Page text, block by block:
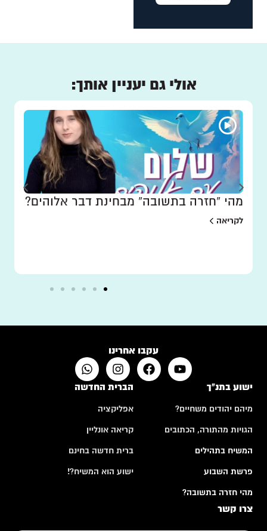
אולי גם יעניין אותך:
מהי “חזרה בתשובה” מבחינת דבר אלוהים?
לקריאה
עקבו אחרינו
ישוע בתנ"ך
מיהם יהודים משחיים?
הגויות מהתורה, הכתובים
המשיח בתהילים
פרשת השבוע
מהי חזרה בתשובה?
הברית החדשה
אפליקציה
קריאה אונליין
ברית חדשה בחינם
ישוע הוא המשיח?!
צרו קשר